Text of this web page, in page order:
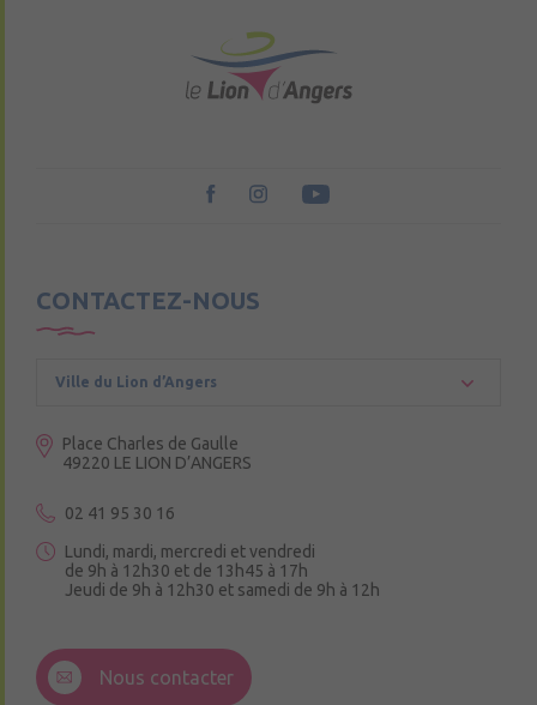
CONTACTEZ-NOUS
Ville du Lion d’Angers
Place Charles de Gaulle
49220 LE LION D’ANGERS
02 41 95 30 16
Lundi, mardi, mercredi et vendredi
de 9h à 12h30 et de 13h45 à 17h
Jeudi de 9h à 12h30 et samedi de 9h à 12h
49220 Andigné
Nous contacter